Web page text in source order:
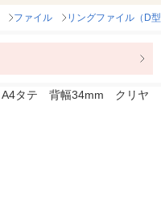
ファイル リングファイル（D